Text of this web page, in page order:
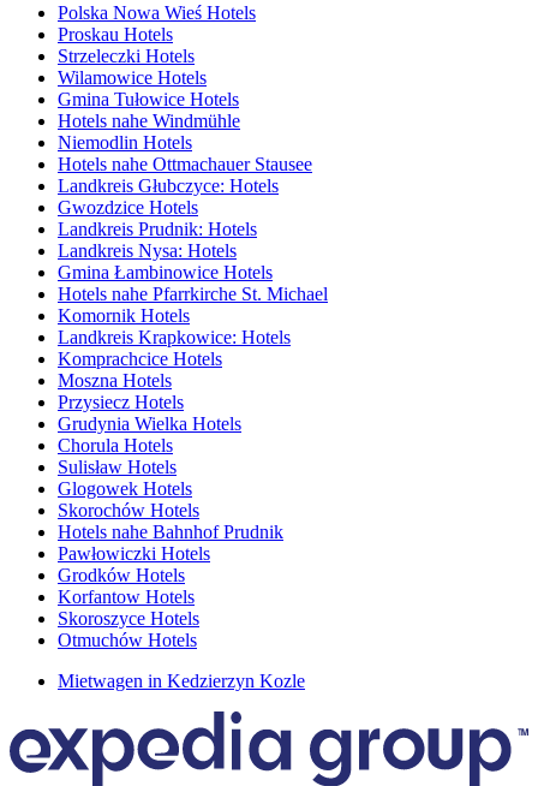
Polska Nowa Wieś Hotels
Proskau Hotels
Strzeleczki Hotels
Wilamowice Hotels
Gmina Tułowice Hotels
Hotels nahe Windmühle
Niemodlin Hotels
Hotels nahe Ottmachauer Stausee
Landkreis Głubczyce: Hotels
Gwozdzice Hotels
Landkreis Prudnik: Hotels
Landkreis Nysa: Hotels
Gmina Łambinowice Hotels
Hotels nahe Pfarrkirche St. Michael
Komornik Hotels
Landkreis Krapkowice: Hotels
Komprachcice Hotels
Moszna Hotels
Przysiecz Hotels
Grudynia Wielka Hotels
Chorula Hotels
Sulisław Hotels
Glogowek Hotels
Skorochów Hotels
Hotels nahe Bahnhof Prudnik
Pawłowiczki Hotels
Grodków Hotels
Korfantow Hotels
Skoroszyce Hotels
Otmuchów Hotels
Mietwagen in Kedzierzyn Kozle